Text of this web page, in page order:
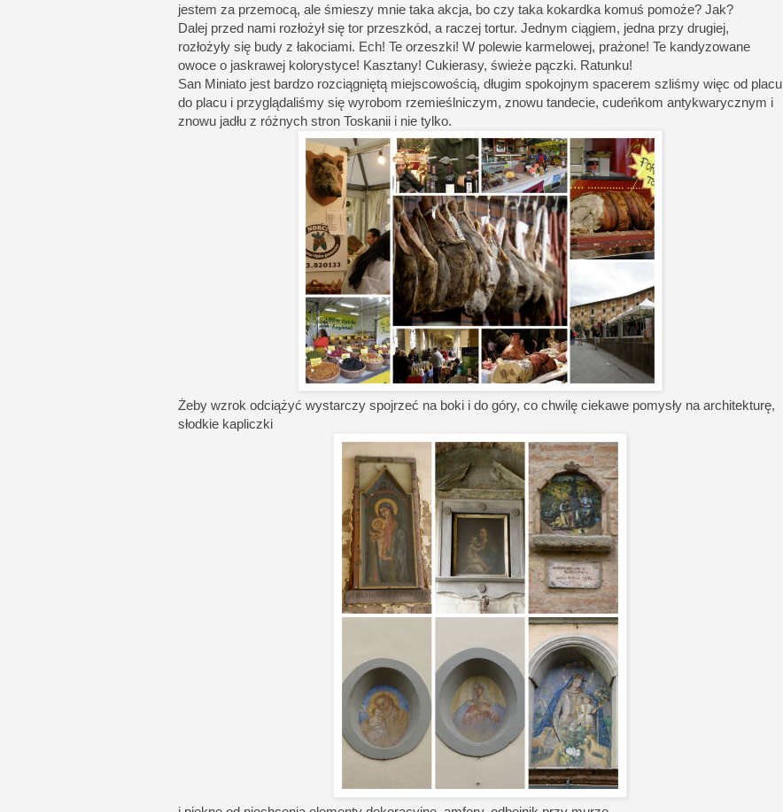
jestem za przemocą, ale śmieszy mnie taka akcja, bo czy taka kokardka komuś pomoże? Jak?
Dalej przed nami rozłożył się tor przeszkód, a raczej tortur. Jednym ciągiem, jedna przy drugiej,
rozłożyły się budy z łakociami. Ech! Te orzeszki! W polewie karmelowej, prażone! Te kandyzowane
owoce o jaskrawej kolorystyce! Kasztany! Cukierasy, świeże pączki. Ratunku!
San Miniato jest bardzo rozciągniętą miejscowością, długim spokojnym spacerem szliśmy więc od placu
do placu i przyglądaliśmy się wyrobom rzemieślniczym, znowu tandecie, cudeńkom antykwarycznym i
znowu jadłu z różnych stron Toskanii i nie tylko.
Żeby wzrok odciążyć wystarczy spojrzeć na boki i do góry, co chwilę ciekawe pomysły na architekturę,
słodkie kapliczki